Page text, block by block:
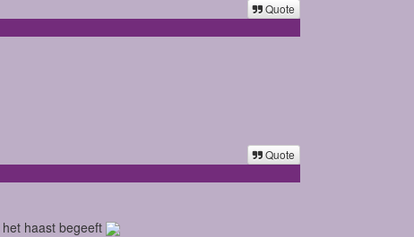
Quote
Quote
haast begeeft